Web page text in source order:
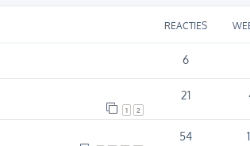
REACTIES
6
1 2
21
54